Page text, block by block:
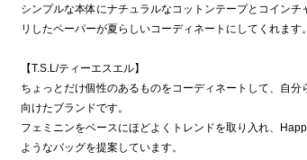
シンプルな本体にナチュラルなコットンテープとコインチ
リしたペーパーが夏らしいコーディネートにしてくれます。
【T.S.L/ティーエスエル】
ちょっとだけ個性のあるものをコーディネートして、自分
向けたブランドです。
フェミニンをベースにほどよくトレンドを取り入れ、
ようなバッグを提案しています。